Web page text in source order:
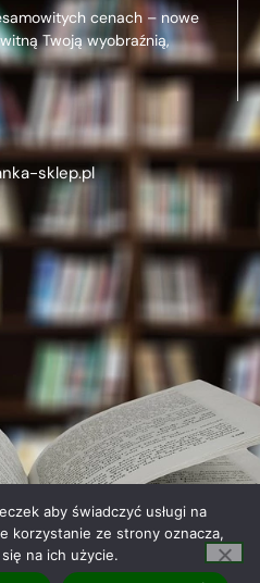
cenach – nowe
Twoją wyobraźnią,
sklep.pl
aby świadczyć usługi na
korzystanie ze strony oznacza,
na ich użycie.